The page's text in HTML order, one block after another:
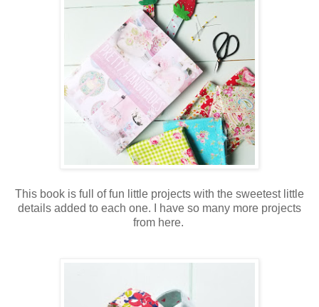
This book is full of fun little projects with the sweetest little
details added to each one. I have so many more projects
from here.